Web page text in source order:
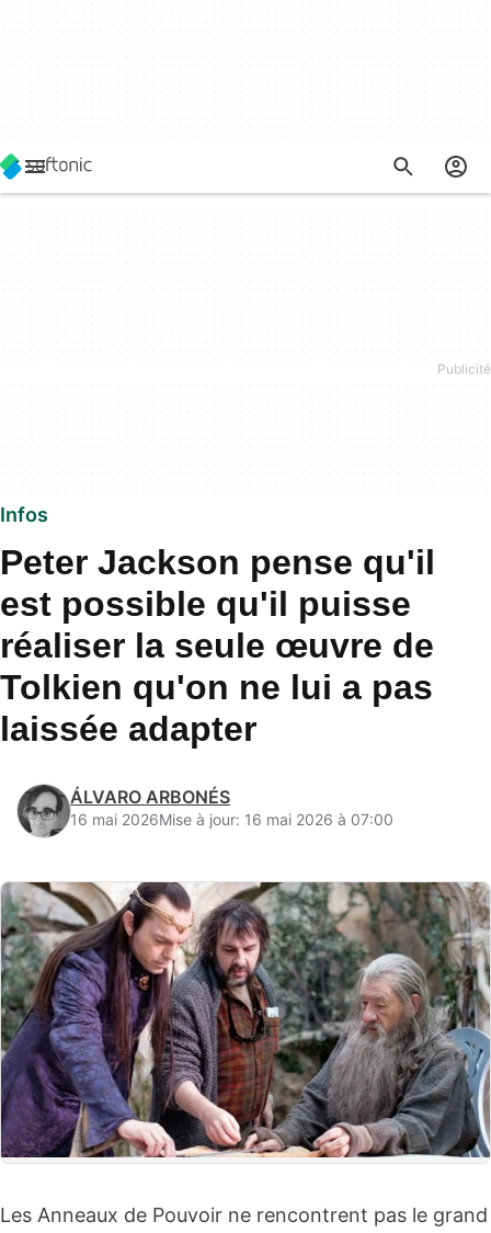
Infos
Peter Jackson pense qu'il
est possible qu'il puisse
réaliser la seule œuvre de
Tolkien qu'on ne lui a pas
laissée adapter
ÁLVARO ARBONÉS
16 mai 2026Mise à jour: 16 mai 2026 à 07:00
Les Anneaux de Pouvoir ne rencontrent pas le grand